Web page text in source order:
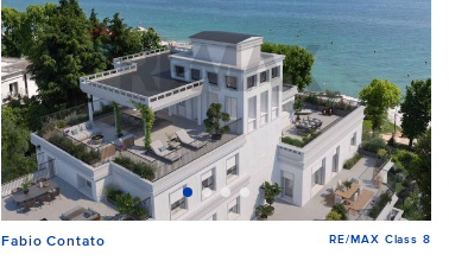
Fabio Contato RE/MAX Class 8